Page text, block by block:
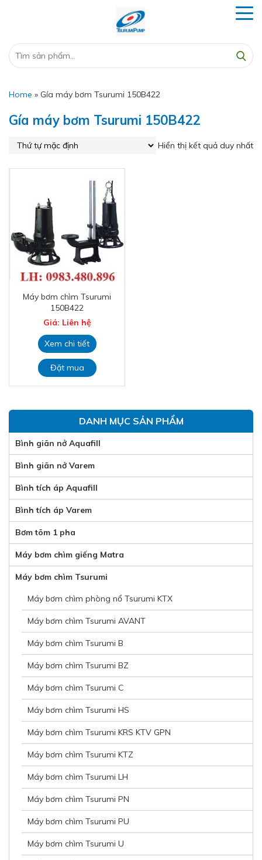
Home » Gía máy bơm Tsurumi 150B422
Gía máy bơm Tsurumi 150B422
Hiển thị kết quả duy nhất
Máy bơm chìm Tsurumi
150B422
Giá: Liên hệ
Xem chi tiết
Đặt mua
DANH MỤC SẢN PHẨM
Bình giãn nở Aquafill
Bình giãn nở Varem
Bình tích áp Aquafill
Bình tích áp Varem
Bơm tõm 1 pha
Máy bơm chìm giếng Matra
Máy bơm chìm Tsurumi
Máy bơm chìm phòng nổ Tsurumi KTX
Máy bơm chìm Tsurumi AVANT
Máy bơm chìm Tsurumi B
Máy bơm chìm Tsurumi BZ
Máy bơm chìm Tsurumi C
Máy bơm chìm Tsurumi HS
Máy bơm chìm Tsurumi KRS KTV GPN
Máy bơm chìm Tsurumi KTZ
Máy bơm chìm Tsurumi LH
Máy bơm chìm Tsurumi PN
Máy bơm chìm Tsurumi PU
Máy bơm chìm Tsurumi U